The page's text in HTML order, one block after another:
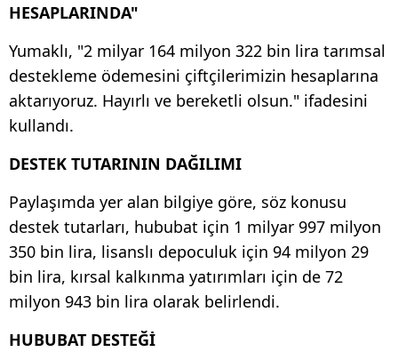
HESAPLARINDA"
Yumaklı, "2 milyar 164 milyon 322 bin lira tarımsal
destekleme ödemesini çiftçilerimizin hesaplarına
aktarıyoruz. Hayırlı ve bereketli olsun." ifadesini
kullandı.
DESTEK TUTARININ DAĞILIMI
Paylaşımda yer alan bilgiye göre, söz konusu
destek tutarları, hububat için 1 milyar 997 milyon
350 bin lira, lisanslı depoculuk için 94 milyon 29
bin lira, kırsal kalkınma yatırımları için de 72
milyon 943 bin lira olarak belirlendi.
HUBUBAT DESTEĞİ